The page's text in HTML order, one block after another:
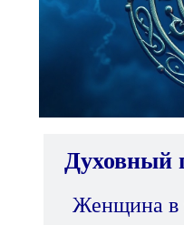
Женщина в
Духовный